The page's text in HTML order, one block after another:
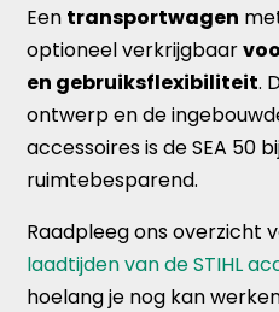
Een transportwagen
optioneel verkrijgbaar
en gebruiksflexibiliteit.
ontwerp en de
accessoires is de SEA 50
ruimtebesparend.
Raadpleeg ons overzicht
laadtijden van de STIHL
hoelang je nog kan